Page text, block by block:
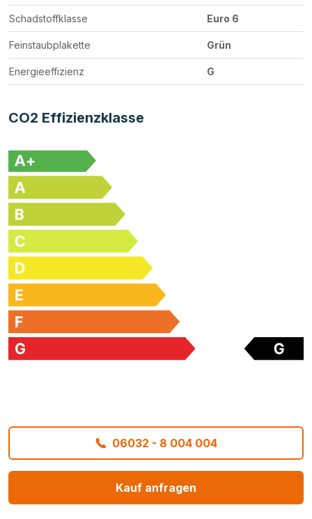
Schadstoffklasse Euro 6
Feinstaubplakette Grün
Energieeffizienz G
CO2 Effizienzklasse
06032 - 8 004 004
Kauf anfragen